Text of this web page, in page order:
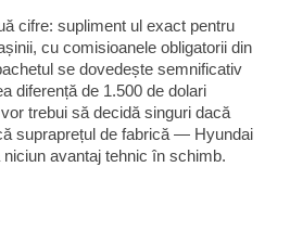
cifre: supliment ul exact pentru
cu comisioanele obligatorii din
se dovedește semnificativ
diferență de 1.500 de dolari
trebui să decidă singuri dacă
supraprețul de fabrică — Hyundai
avantaj tehnic în schimb.